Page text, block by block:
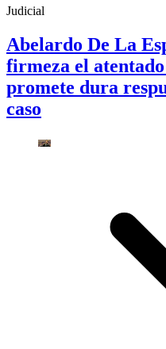
Judicial
Abelardo De La
firmeza el
promete dura
caso